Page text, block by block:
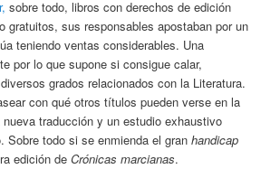
sobre todo, libros con derechos de edición
gratuitos, sus responsables apostaban por un
teniendo ventas considerables. Una
por lo que supone si consigue calar,
grados relacionados con la Literatura.
con qué otros títulos pueden verse en la
traducción y un estudio exhaustivo
Sobre todo si se enmienda el granhandicap
edición deCrónicas marcianas.